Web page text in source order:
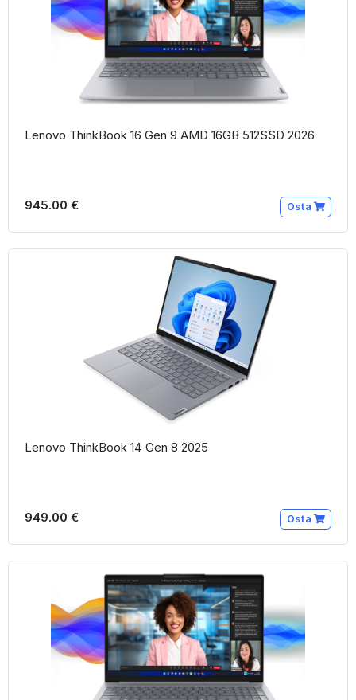
Lenovo ThinkBook 16 Gen 9 AMD 16GB 512SSD 2026
945.00 € Osta
Lenovo ThinkBook 14 Gen 8 2025
949.00 € Osta